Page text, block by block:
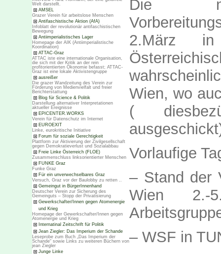
Welt darstellt.
AMSEL
Grazer Verein für arbeitslose Menschen
Antifaschistische Aktion (AfA)
Infoblatt der revolutionär antifaschistischen
Bewegung
Antiimperialistisches Lager
Homepage der AIK (Antiimperialistische
Koordination)
ATTAC-Graz
ATTAC iste eine internationale Organisation,
die sich mit der Kritik an der rein
profitorientierten Ökonomie befasst; ATTAC-
Graz ist eine lokale Aktivistengruppe
ausreißer
Die grazer Wandzeitung des Verein zur
Förderung von Medienvielfalt und freier
Berichterstattung
Blog für Science & Politik
Darstellung alternativer Interpretationen
aktueller Ereignisse
EPICENTER.WORKS
Verein für Datenschutz im Internet
EUROEXIT
Linke, eurokritische Initiative
Forum für soziale Gerechtigkeit
Plattform zur Aktivierung der Zivilgesellschaft
gegen Demokratieverlust und Sozialabbau
Freie Linke Österreich (FLOE)
Zusammenschluss linksorientierter Menschen
FUNKE Graz
Funke Graz
Für ein unverwechselbares Graz
Versuch, Graz vor der Baulobby zu retten ..
Gemeingut in BürgerInnenhand
Deutscher Verein zur Sicherung des
Gemeinguts – Stopp der Privatisierung
Gewerkschafter/Innen gegen Atomenergie
und Krieg
Homepage der Gewerkschafter/Innen gegen
Atomenergie und Krieg
Internatinal Zeitschrift für Politik
Jean Ziegler: Das Imperium der Schande
Leseprobe zum Buch „Das Imperium der
Schande“ sowie Links zu weiteren Büchern von
jean Ziegler
Junge Linke
Die
2.März
Wien, wo
(
Vorlaufige
– Stand der
Wien 2.-
– WSF in